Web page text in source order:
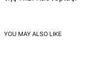
YOU MAY ALSO LIKE